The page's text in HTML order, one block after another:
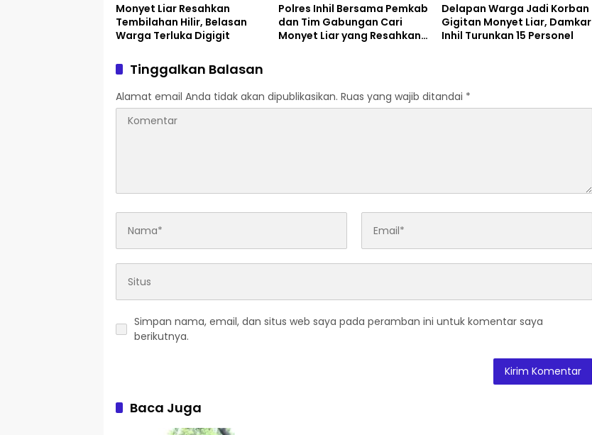
Monyet Liar Resahkan
Tembilahan Hilir, Belasan
Warga Terluka Digigit
Polres Inhil Bersama Pemkab
dan Tim Gabungan Cari
Monyet Liar yang Resahkan
Delapan Warga Jadi Korban
Gigitan Monyet Liar, Damkar
Inhil Turunkan 15 Personel
Tinggalkan Balasan
Alamat email Anda tidak akan dipublikasikan. Ruas yang wajib ditandai *
Simpan nama, email, dan situs web saya pada peramban ini untuk komentar saya
berikutnya.
Baca Juga